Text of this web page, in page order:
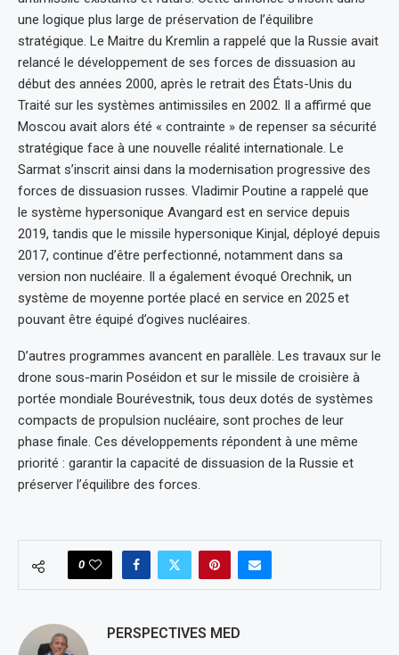
une logique plus large de préservation de l’équilibre
stratégique. Le Maitre du Kremlin a rappelé que la Russie avait
relancé le développement de ses forces de dissuasion au
début des années 2000, après le retrait des États-Unis du
Traité sur les systèmes antimissiles en 2002. Il a affirmé que
Moscou avait alors été « contrainte » de repenser sa sécurité
stratégique face à une nouvelle réalité internationale. Le
Sarmat s’inscrit ainsi dans la modernisation progressive des
forces de dissuasion russes. Vladimir Poutine a rappelé que
le système hypersonique Avangard est en service depuis
2019, tandis que le missile hypersonique Kinjal, déployé depuis
2017, continue d’être perfectionné, notamment dans sa
version non nucléaire. Il a également évoqué Orechnik, un
système de moyenne portée placé en service en 2025 et
pouvant être équipé d’ogives nucléaires.
D’autres programmes avancent en parallèle. Les travaux sur le
drone sous-marin Poséidon et sur le missile de croisière à
portée mondiale Bourévestnik, tous deux dotés de systèmes
compacts de propulsion nucléaire, sont proches de leur
phase finale. Ces développements répondent à une même
priorité : garantir la capacité de dissuasion de la Russie et
préserver l’équilibre des forces.
0
PERSPECTIVES MED